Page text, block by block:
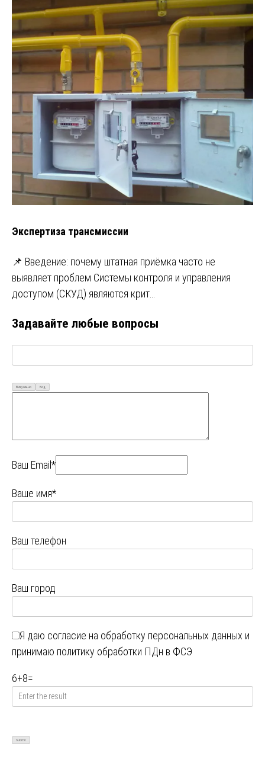
Экспертиза трансмиссии
📌 Введение: почему штатная приёмка часто не
выявляет проблем Системы контроля и управления
доступом (СКУД) являются крит…
Задавайте любые вопросы
Визуально Код
Ваш Email*
Ваше имя*
Ваш телефон
Ваш город
Я даю согласие на обработку персональных данных и
принимаю политику обработки ПДн в ФСЭ
6+8=